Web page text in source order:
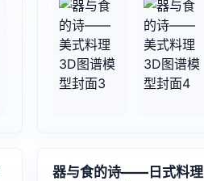
器与食的诗——日式料理